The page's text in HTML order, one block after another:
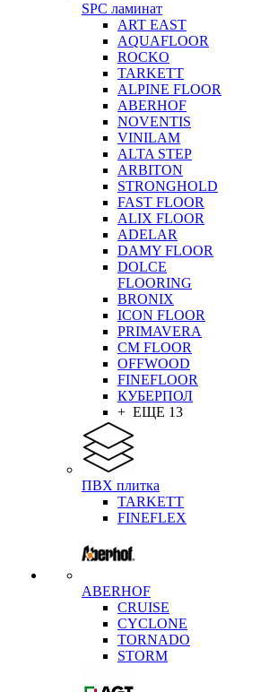
SPC ламинат
ART EAST
AQUAFLOOR
ROCKO
TARKETT
ALPINE FLOOR
ABERHOF
NOVENTIS
VINILAM
ALTA STEP
ARBITON
STRONGHOLD
FAST FLOOR
ALIX FLOOR
ADELAR
DAMY FLOOR
DOLCE
FLOORING
BRONIX
ICON FLOOR
PRIMAVERA
CM FLOOR
OFFWOOD
FINEFLOOR
КУБЕРПОЛ
+ ЕЩЕ 13
ПВХ плитка
TARKETT
FINEFLEX
ABERHOF
CRUISE
CYCLONE
TORNADO
STORM